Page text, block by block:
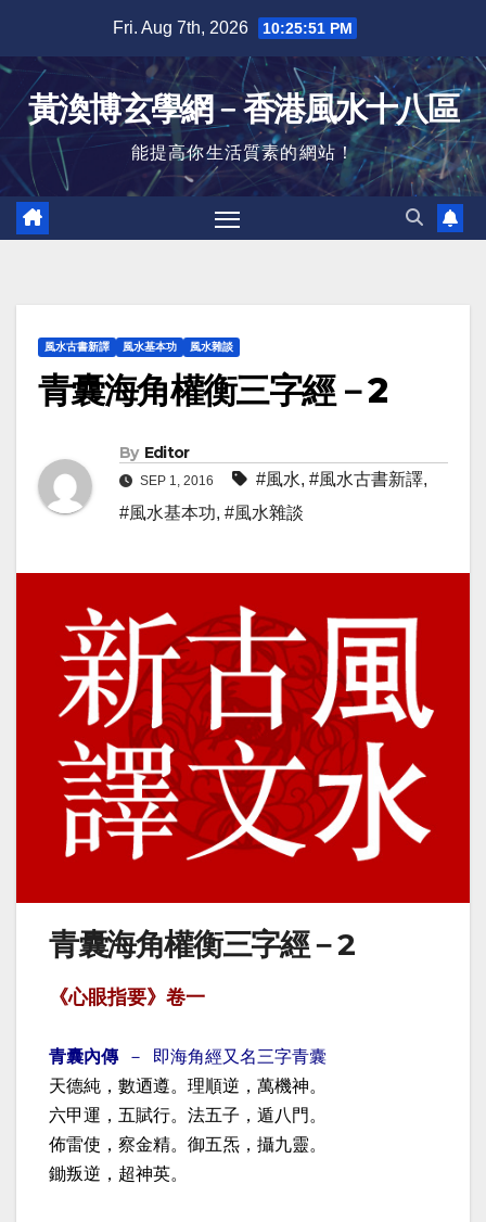
content
Fri. Aug 7th, 2026 10:25:52 PM
黃渙博玄學網﹣香港風水十八區
能提高你生活質素的網站！
風水古書新譯 風水基本功 風水雜談
青囊海角權衡三字經－2
By Editor
SEP 1, 2016 #風水, #風水古書新譯,
#風水基本功, #風水雜談
青囊海角權衡三字經－2
《心眼指要》卷一
青囊內傳－ 即海角經又名三字青囊
天德純，數迺遵。理順逆，萬機神。
六甲運，五賦行。法五子，遁八門。
佈雷使，察金精。御五炁，攝九靈。
鋤叛逆，超神英。